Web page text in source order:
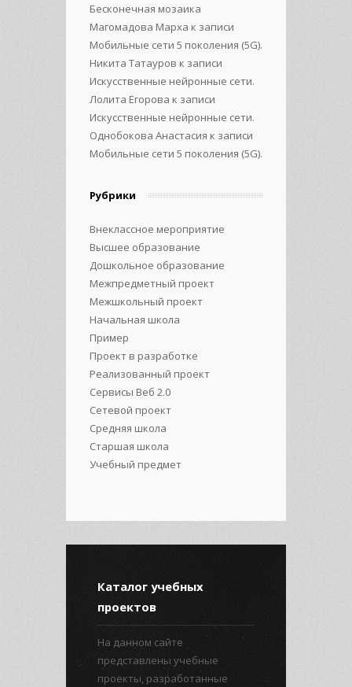
Бесконечная мозаика
Магомадова Марха к записи
Мобильные сети 5 поколения (5G).
Никита Татауров к записи
Искусственные нейронные сети.
Лолита Егорова к записи
Искусственные нейронные сети.
Однобокова Анастасия к записи
Мобильные сети 5 поколения (5G).
Рубрики
Внеклассное мероприятие
Высшее образование
Дошкольное образование
Межпредметный проект
Межшкольный проект
Начальная школа
Пример
Проект в разработке
Реализованный проект
Сервисы Веб 2.0
Сетевой проект
Средняя школа
Старшая школа
Учебный предмет
Каталог учебных
проектов
На данном сайте
представлены учебные
проекты, разработанные